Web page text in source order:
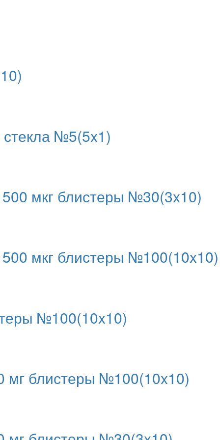
№5(5x1)
мкг блистеры №30(3x10)
мкг блистеры №100(10x10)
№100(10x10)
мг блистеры №100(10x10)